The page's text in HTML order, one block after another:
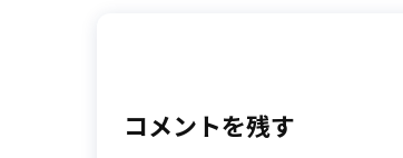
コメントを残す